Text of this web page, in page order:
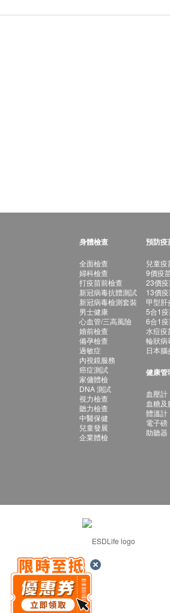
身體檢查
全面檢查
婦科檢查
打疫苗前檢查
新冠病毒抗體測試
新冠病毒檢測套裝
男士健康
心血管/三高風險
婚前檢查
備孕檢查
過敏症
內視鏡服務
癌症測試
家傭體檢
DNA 測試
視力檢查
聽力檢查
中醫保健
兒童發展
企業體檢
預防疫
兒童疫
9價疫
23價
13價
甲型肝
5合1
6合1
水痘疫
輪狀病
日本
健康管
血壓計
血糖及
體溫計
電子磅
助聽器